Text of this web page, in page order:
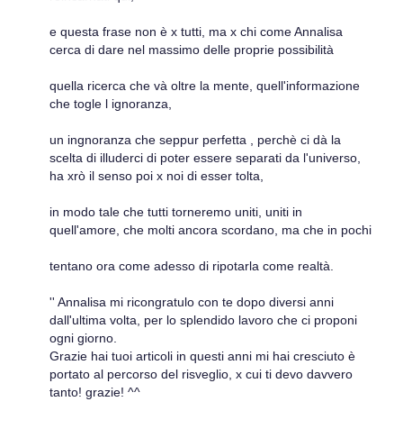
e questa frase non è x tutti, ma x chi come Annalisa
cerca di dare nel massimo delle proprie possibilità
quella ricerca che và oltre la mente, quell'informazione
che togle l ignoranza,
un ingnoranza che seppur perfetta , perchè ci dà la
scelta di illuderci di poter essere separati da l'universo,
ha xrò il senso poi x noi di esser tolta,
in modo tale che tutti torneremo uniti, uniti in
quell'amore, che molti ancora scordano, ma che in pochi
tentano ora come adesso di ripotarla come realtà.
'' Annalisa mi ricongratulo con te dopo diversi anni
dall'ultima volta, per lo splendido lavoro che ci proponi
ogni giorno.
Grazie hai tuoi articoli in questi anni mi hai cresciuto è
portato al percorso del risveglio, x cui ti devo davvero
tanto! grazie! ^^